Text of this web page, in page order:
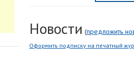
Новости (предложить
Оформить подписку на печатный